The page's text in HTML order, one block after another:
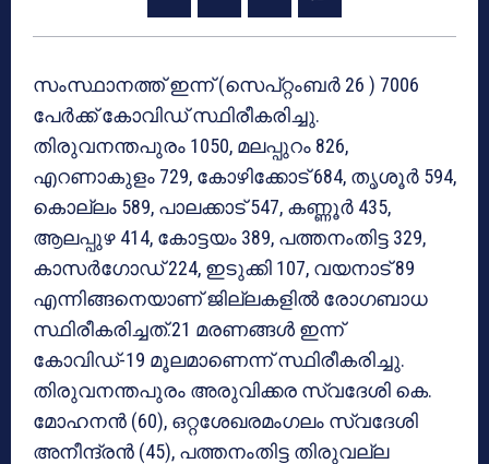
സംസ്ഥാനത്ത് ഇന്ന് (സെപ്റ്റംബർ 26 ) 7006
പേര്‍ക്ക് കോവിഡ് സ്ഥിരീകരിച്ചു.
തിരുവനന്തപുരം 1050, മലപ്പുറം 826,
എറണാകുളം 729, കോഴിക്കോട് 684, തൃശൂര്‍ 594,
കൊല്ലം 589, പാലക്കാട് 547, കണ്ണൂര്‍ 435,
ആലപ്പുഴ 414, കോട്ടയം 389, പത്തനംതിട്ട 329,
കാസര്‍ഗോഡ് 224, ഇടുക്കി 107, വയനാട് 89
എന്നിങ്ങനെയാണ് ജില്ലകളില്‍ രോഗബാധ
സ്ഥിരീകരിച്ചത്.21 മരണങ്ങൾ ഇന്ന്
കോവിഡ്-19 മൂലമാണെന്ന് സ്ഥിരീകരിച്ചു.
തിരുവനന്തപുരം അരുവിക്കര സ്വദേശി കെ.
മോഹനന്‍ (60), ഒറ്റശേഖരമംഗലം സ്വദേശി
അനീന്ദ്രന്‍ (45), പത്തനംതിട്ട തിരുവല്ല